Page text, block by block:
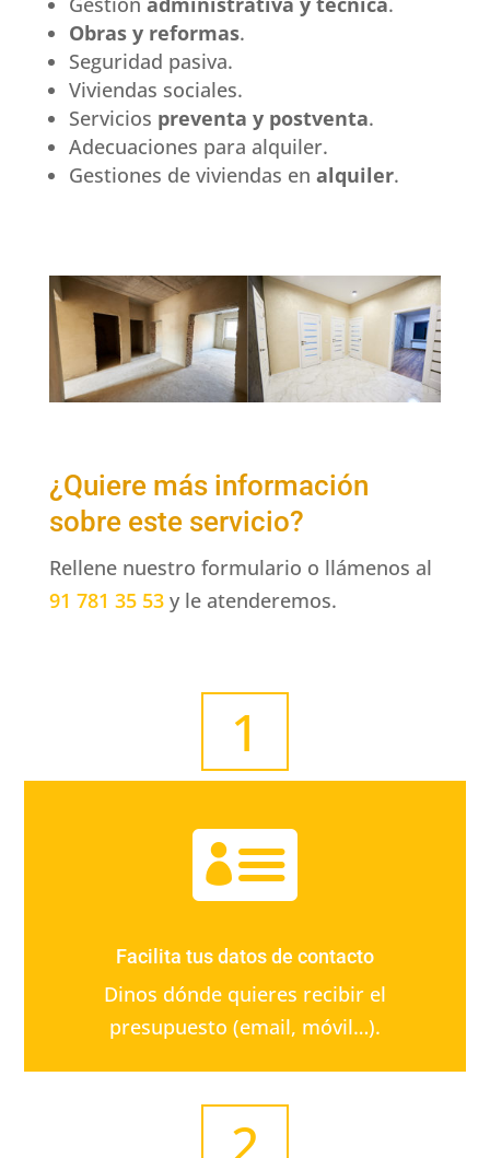
Obras y reformas.
Seguridad pasiva.
Viviendas sociales.
Servicios preventa y postventa.
Adecuaciones para alquiler.
Gestiones de viviendas en alquiler.
¿Quiere más información
sobre este servicio?
Rellene nuestro formulario o llámenos al
91 781 35 53y le atenderemos.
1

Facilita tus datos de contacto
Dinos dónde quieres recibir el
presupuesto (email, móvil…).
2